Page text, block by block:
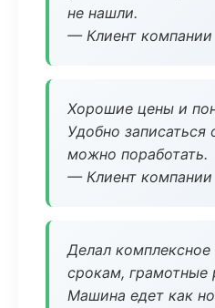
не нашли.
— Клиент компании
Хорошие цены и
Удобно записаться
можно поработать.
— Клиент компании
Делал
срокам, грамотные
Машина едет как